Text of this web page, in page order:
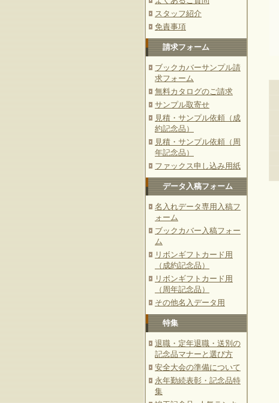
スタッフ紹介
免責事項
請求フォーム
ブックカバーサンプル請
求フォーム
無料カタログのご請求
サンプル取寄せ
見積・サンプル依頼（成
約記念品）
見積・サンプル依頼（周
年記念品）
ファックス申し込み用紙
データ入稿フォーム
名入れデータ専用入稿フ
ォーム
ブックカバー入稿フォー
ム
リボンギフトカード用
（成約記念品）
リボンギフトカード用
（周年記念品）
その他名入データ用
特集
退職・定年退職・送別の
記念品マナーと選び方
安全大会の準備について
永年勤続表彰・記念品特
集